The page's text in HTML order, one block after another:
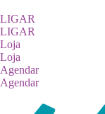
LIGAR
LIGAR
Loja
Loja
Agendar
Agendar